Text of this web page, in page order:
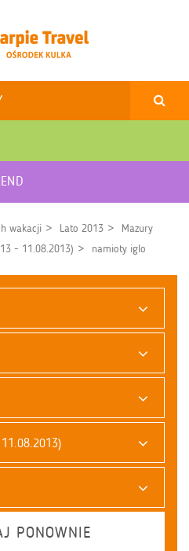
wakacji Lato 2013
Mazury
- 11.08.2013) namioty iglo
PONOWNIE